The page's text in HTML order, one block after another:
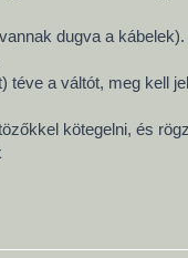
dugva a
téve a váltót, meg kell
kötegelni, és